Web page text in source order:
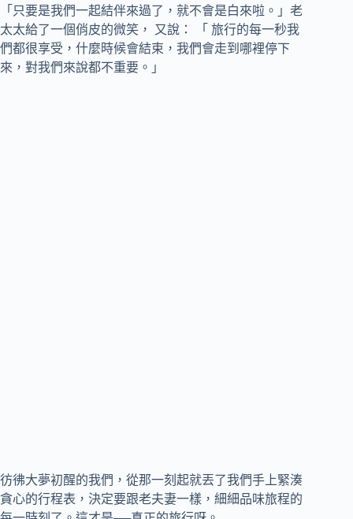
「只要是我們一起結伴來過了，就不會是白來啦。」老
太太給了一個俏皮的微笑， 又說： 「 旅行的每一秒我
們都很享受，什麼時候會結束，我們會走到哪裡停下
來，對我們來說都不重要。」
彷彿大夢初醒的我們，從那一刻起就丟了我們手上緊湊
貪心的行程表，決定要跟老夫妻一樣，細細品味旅程的